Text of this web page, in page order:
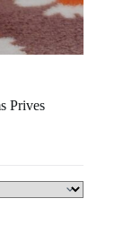
Prives